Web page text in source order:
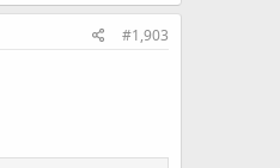
#1,903